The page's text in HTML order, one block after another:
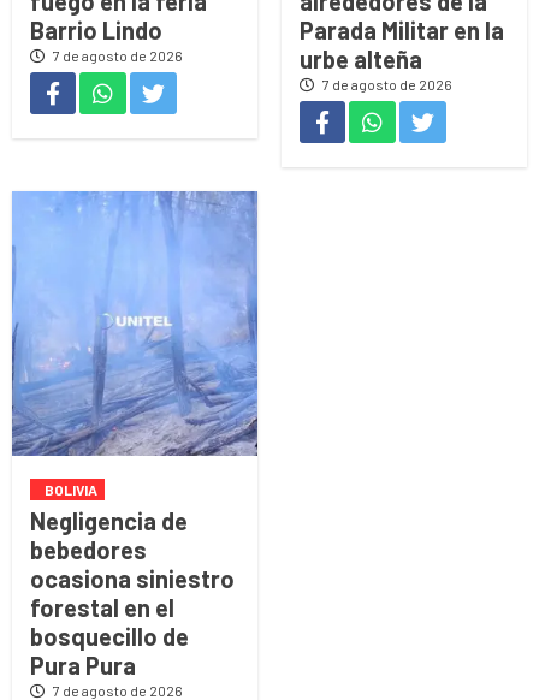
Barrio Lindo
7 de agosto de 2026
Parada Militar en la
urbe alteña
7 de agosto de 2026
BOLIVIA
Negligencia de
bebedores
ocasiona siniestro
forestal en el
bosquecillo de
Pura Pura
7 de agosto de 2026